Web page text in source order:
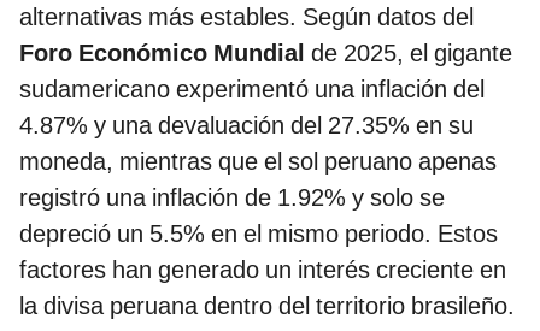
alternativas más estables. Según datos del
Foro Económico Mundial de 2025, el gigante
sudamericano experimentó una inflación del
4.87% y una devaluación del 27.35% en su
moneda, mientras que el sol peruano apenas
registró una inflación de 1.92% y solo se
depreció un 5.5% en el mismo periodo. Estos
factores han generado un interés creciente en
la divisa peruana dentro del territorio brasileño.